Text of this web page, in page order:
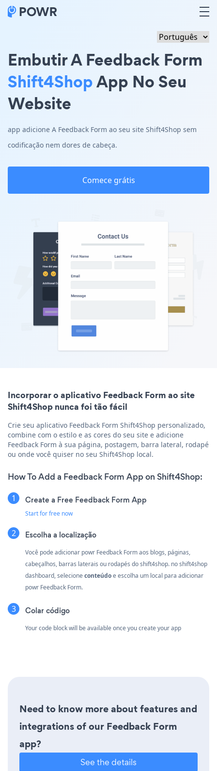
Embutir A Feedback Form
Shift4ShopApp No Seu
Website
app adicione A Feedback Form ao seu site Shift4Shop sem
codificação nem dores de cabeça.
Comece grátis
Incorporar o aplicativo Feedback Form ao site
Shift4Shop nunca foi tão fácil
Crie seu aplicativo Feedback Form Shift4Shop personalizado,
combine com o estilo e as cores do seu site e adicione
Feedback Form à sua página, postagem, barra lateral, rodapé
ou onde você quiser no seu Shift4Shop local.
How To Add a Feedback Form App on Shift4Shop:
Create a Free Feedback Form App
Start for free now
Escolha a localização
Você pode adicionar powr Feedback Form aos blogs, páginas,
cabeçalhos, barras laterais ou rodapés do shift4shop. no shift4shop
dashboard, selecioneconteúdoe escolha um local para adicionar
powr Feedback Form.
Colar código
Your code block will be available once you create your app
Need to know more about features and
integrations of our Feedback Form
app?
See the details